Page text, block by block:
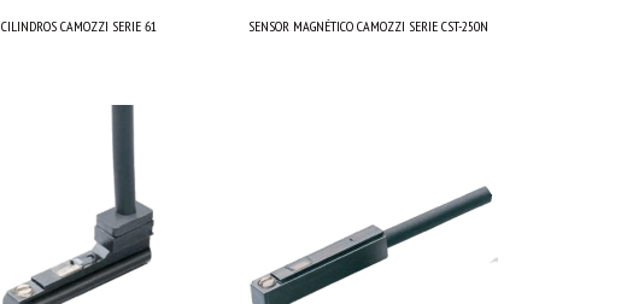
CILINDROS CAMOZZI SERIE 61 SENSOR MAGNÉTICO CAMOZZI SERIE CST-250N